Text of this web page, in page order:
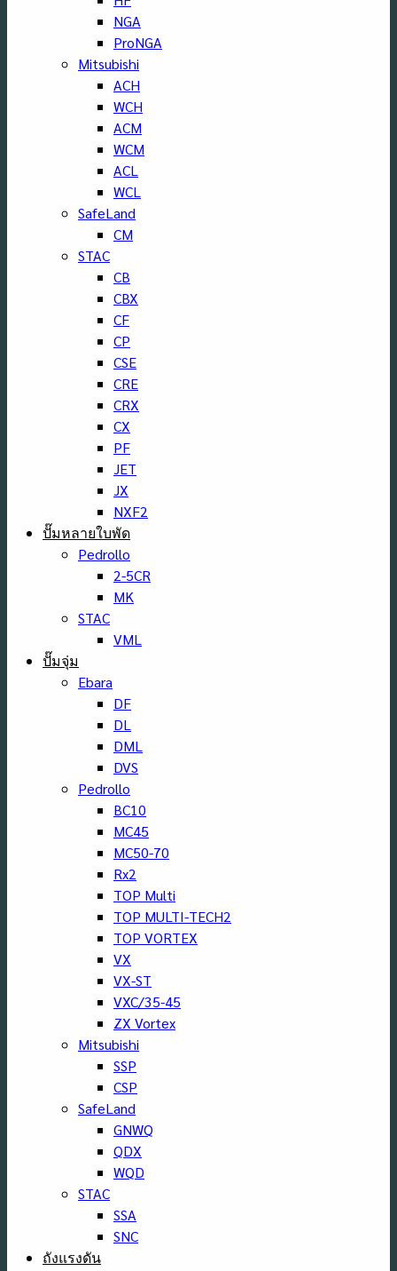
NGA
ProNGA
Mitsubishi
ACH
WCH
ACM
WCM
ACL
WCL
SafeLand
CM
STAC
CB
CBX
CF
CP
CSE
CRE
CRX
CX
PF
JET
JX
NXF2
ปั๊มหลายใบพัด
Pedrollo
2-5CR
MK
STAC
VML
ปั๊มจุ่ม
Ebara
DF
DL
DML
DVS
Pedrollo
BC10
MC45
MC50-70
Rx2
TOP Multi
TOP MULTI-TECH2
TOP VORTEX
VX
VX-ST
VXC/35-45
ZX Vortex
Mitsubishi
SSP
CSP
SafeLand
GNWQ
QDX
WQD
STAC
SSA
SNC
ถังแรงดัน